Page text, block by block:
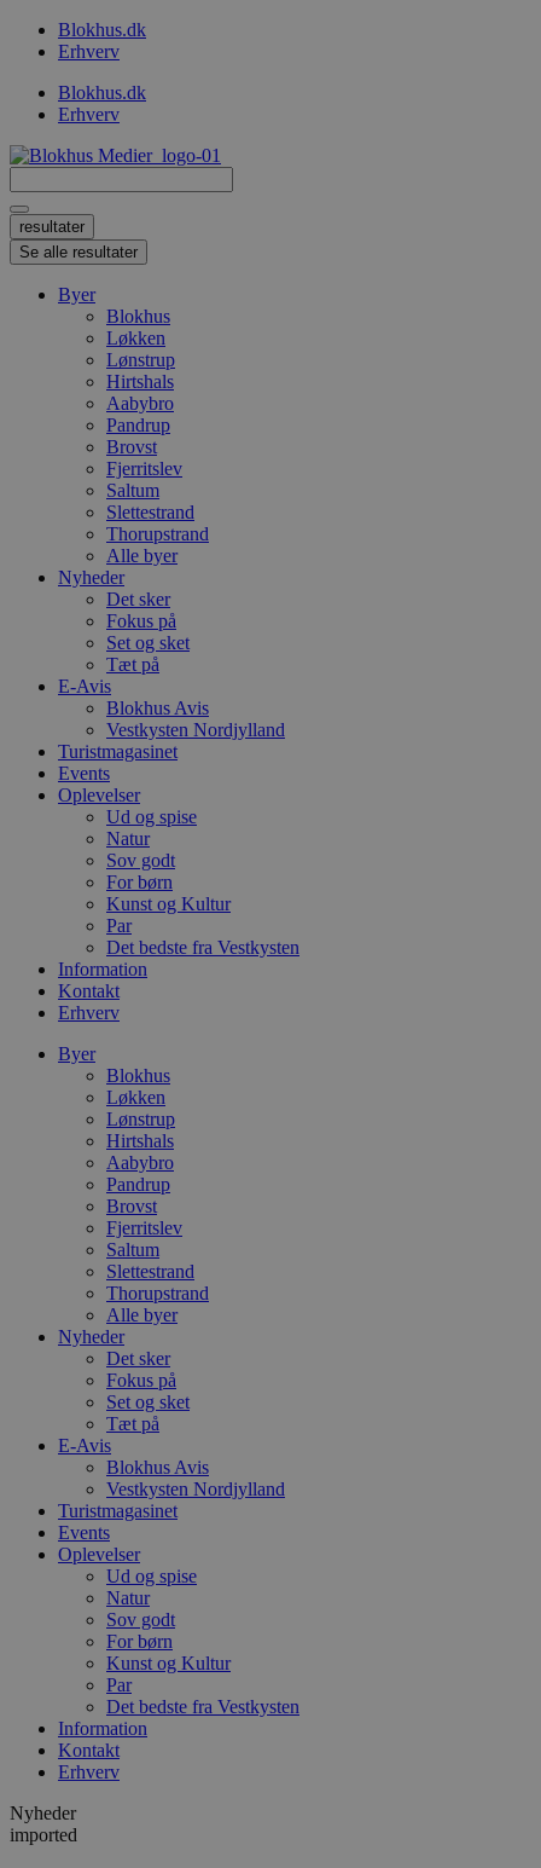
VidereBlokhus.dk
Erhverv
Blokhus.dk
Erhverv
...
resultater
Se alle resultater
Byer
Blokhus
Løkken
Lønstrup
Hirtshals
Aabybro
Pandrup
Brovst
Fjerritslev
Saltum
Slettestrand
Thorupstrand
Alle byer
Nyheder
Det sker
Fokus på
Set og sket
Tæt på
E-Avis
Blokhus Avis
Vestkysten Nordjylland
Turistmagasinet
Events
Oplevelser
Ud og spise
Natur
Sov godt
For børn
Kunst og Kultur
Par
Det bedste fra Vestkysten
Information
Kontakt
Erhverv
Byer
Blokhus
Løkken
Lønstrup
Hirtshals
Aabybro
Pandrup
Brovst
Fjerritslev
Saltum
Slettestrand
Thorupstrand
Alle byer
Nyheder
Det sker
Fokus på
Set og sket
Tæt på
E-Avis
Blokhus Avis
Vestkysten Nordjylland
Turistmagasinet
Events
Oplevelser
Ud og spise
Natur
Sov godt
For børn
Kunst og Kultur
Par
Det bedste fra Vestkysten
Information
Kontakt
Erhverv
Nyheder
imported